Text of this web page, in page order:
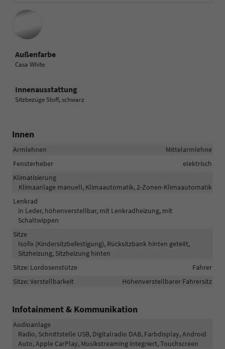
Außenfarbe
Casa White
Innenausstattung
Sitzbezüge Stoff, schwarz
Innen
Armlehnen
Mittelarmlehne
Fensterheber
elektrisch
Klimatisierung
Klimaanlage manuell, Klimaautomatik, 2-Zonen-Klimaautomatik
Lenkrad
in Leder, höhenverstellbar, mit Lenkradheizung, mit
Schaltwippen
Sitze
Isofix (Kindersitzbefestigung), Rücksitzbank hinten geteilt,
Sitzheizung, Sitzheizung hinten
Sitze: Lordosenstütze
Fahrer
Sitze: Verstellbarkeit
Höhenverstellbarer Fahrersitz
Infotainment & Kommunikation
Audioanlage
Radio, Schnittstelle USB, Digitalradio DAB, Farbdisplay, Android
Auto, Apple CarPlay, Musikstreaming integriert, Touchscreen